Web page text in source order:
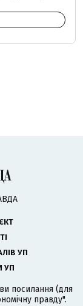
УП
УП
посилання (для
правду".